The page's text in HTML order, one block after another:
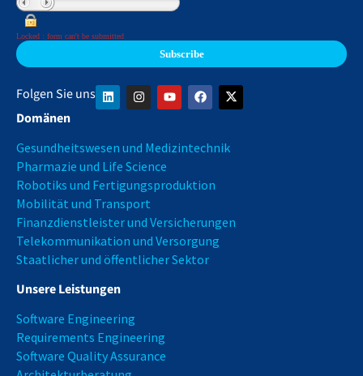
Locked : form can't be submitted
Folgen Sie uns
Domänen
Gesundheitswesen und Medizintechnik
Pharmazie und Life Science
Robotiks und Fertigungsproduktion
Mobilität und Transport
Finanzdienstleister und Versicherungen
Telekommunikation und Versorgung
Staatlicher und öffentlicher Sektor
Unsere Leistungen
Software Engineering
Requirements Engineering
Software Quality Assurance